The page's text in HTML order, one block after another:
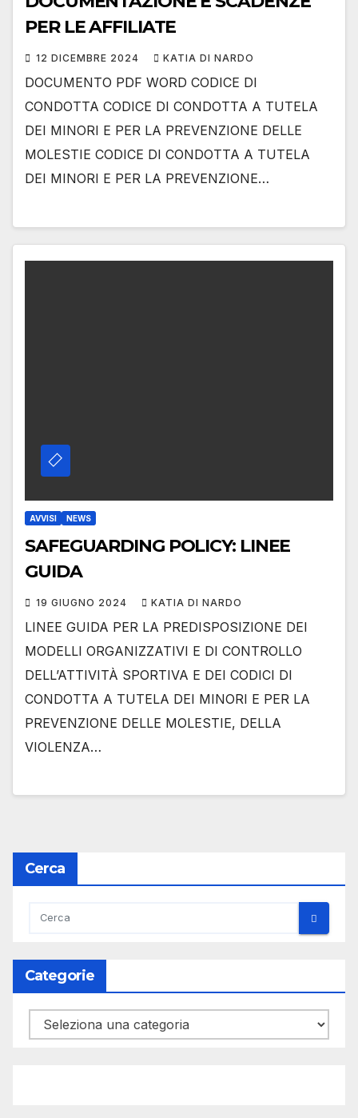
PER LE AFFILIATE
12 DICEMBRE 2024 KATIA DI NARDO
DOCUMENTO PDF WORD CODICE DI
CONDOTTA CODICE DI CONDOTTA A TUTELA
DEI MINORI E PER LA PREVENZIONE DELLE
MOLESTIE CODICE DI CONDOTTA A TUTELA
DEI MINORI E PER LA PREVENZIONE…
AVVISI NEWS
SAFEGUARDING POLICY: LINEE
GUIDA
19 GIUGNO 2024 KATIA DI NARDO
LINEE GUIDA PER LA PREDISPOSIZIONE DEI
MODELLI ORGANIZZATIVI E DI CONTROLLO
DELL’ATTIVITÀ SPORTIVA E DEI CODICI DI
CONDOTTA A TUTELA DEI MINORI E PER LA
PREVENZIONE DELLE MOLESTIE, DELLA
VIOLENZA…
Cerca
Categorie
Categorie